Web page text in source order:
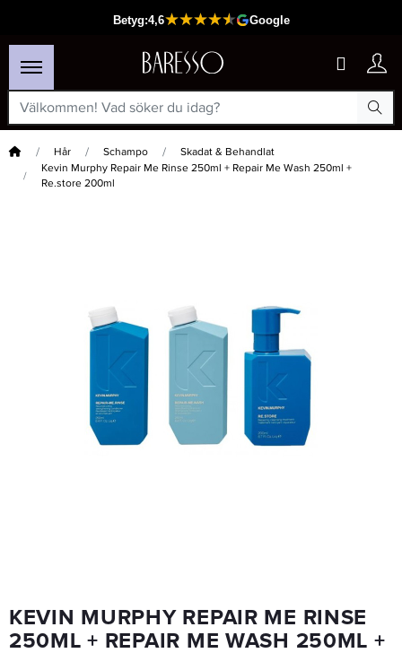
Hem Hår Schampo
Skadat & Behandlat
Kevin Murphy Repair Me Rinse 250ml + Repair Me Wash 250ml +
Re.store 200ml
Kevin Murphy Plump.It.Up Kit
KEVIN MURPHY REPAIR ME RINSE
250ML + REPAIR ME WASH 250ML +